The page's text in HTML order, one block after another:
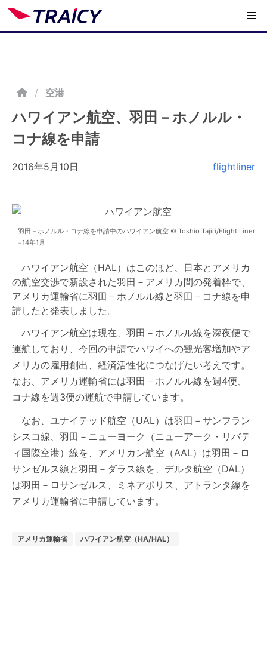
/ 空港
ハワイアン航空、羽田－ホノルル・
コナ線を申請
2016年5月10日 flightliner
羽田－ホノルル・コナ線を申請中のハワイアン航空 © Toshio Tajiri/Flight Liner
=14年1月
ハワイアン航空（HAL）はこのほど、日本とアメリカ
の航空交渉で新設された羽田－アメリカ間の発着枠で、
アメリカ運輸省に羽田－ホノルル線と羽田－コナ線を申
請したと発表しました。
ハワイアン航空は現在、羽田－ホノルル線を深夜便で
運航しており、今回の申請でハワイへの観光客増加やア
メリカの雇用創出、経済活性化につなげたい考えです。
なお、アメリカ運輸省には羽田－ホノルル線を週4便、
コナ線を週3便の運航で申請しています。
なお、ユナイテッド航空（UAL）は羽田－サンフラン
シスコ線、羽田－ニューヨーク（ニューアーク・リバテ
ィ国際空港）線を、アメリカン航空（AAL）は羽田－ロ
サンゼルス線と羽田－ダラス線を、デルタ航空（DAL）
は羽田－ロサンゼルス、ミネアポリス、アトランタ線を
アメリカ運輸省に申請しています。
アメリカ運輸省 ハワイアン航空（HA/HAL）